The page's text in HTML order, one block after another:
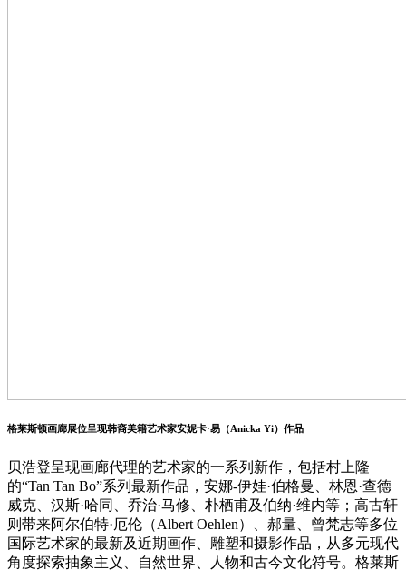
格莱斯顿画廊展位呈现韩裔美籍艺术家安妮卡·易（Anicka Yi）作品
贝浩登呈现画廊代理的艺术家的一系列新作，包括村上隆
的“Tan Tan Bo”系列最新作品，安娜-伊娃·伯格曼、林恩·查德
威克、汉斯·哈同、乔治·马修、朴栖甫及伯纳·维内等；高古轩
则带来阿尔伯特·厄伦（Albert Oehlen）、郝量、曾梵志等多位
国际艺术家的最新及近期画作、雕塑和摄影作品，从多元现代
角度探索抽象主义、自然世界、人物和古今文化符号。格莱斯